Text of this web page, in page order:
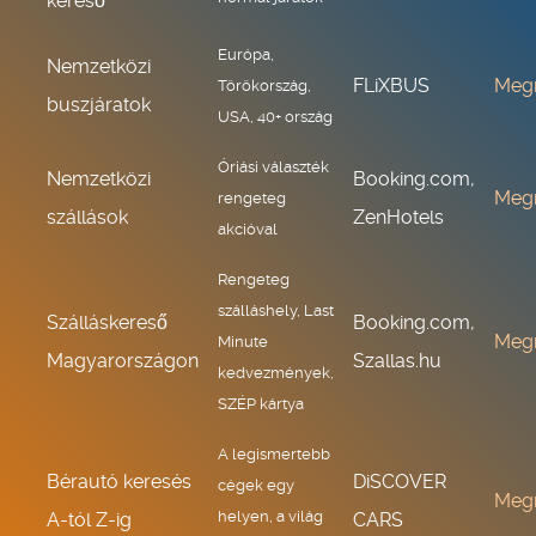
Nemzetközi
buszjáratok
Európa,
Törökország,
USA, 40+ ország
FLiXBUS
Nemzetközi
szállások
Óriási választék
rengeteg
akcióval
Booking.com,
ZenHotels
Szálláskereső
Magyarországon
Rengeteg
szálláshely, Last
Minute
kedvezmények,
SZÉP kártya
Booking.com,
Szallas.hu
Bérautó keresés
A-tól Z-ig
A legismertebb
cégek egy
helyen, a világ
DiSCOVER
CARS